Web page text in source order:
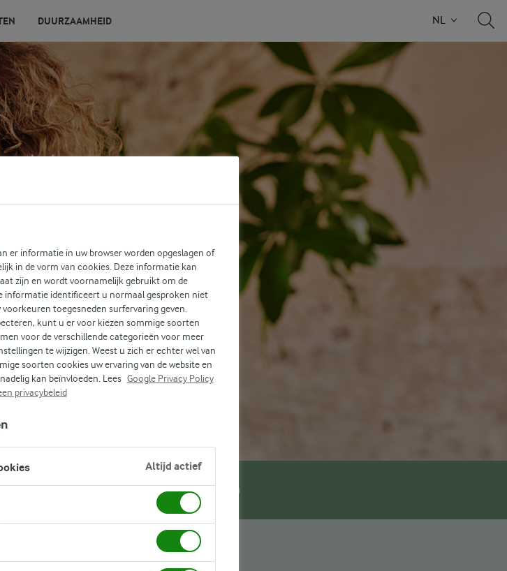
DUURZAAMHEID NL
Producten Recepten
er informatie in uw browser worden opgeslagen of
in de vorm van cookies. Deze informatie kan
zijn en wordt voornamelijk gebruikt om de
informatie identificeert u normaal gesproken niet
toegesneden surfervaring geven.
kunt u er voor kiezen sommige soorten
voor de verschillende categorieën voor meer
te wijzigen. Weest u zich er echter wel van
soorten cookies uw ervaring van de website en
kan beïnvloeden. Lees Google Privacy Policy
privacybeleid
Altijd actief